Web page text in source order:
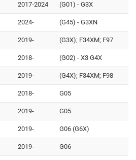
2017-2024 (G01) - G3X
2024- (G45) - G3XN
2019- (G3X); F34XM; F97
2018- (G02) - X3 G4X
2019- (G4X); F34XM; F98
2018- G05
2019- G05
2019- G06 (G6X)
2019- G06